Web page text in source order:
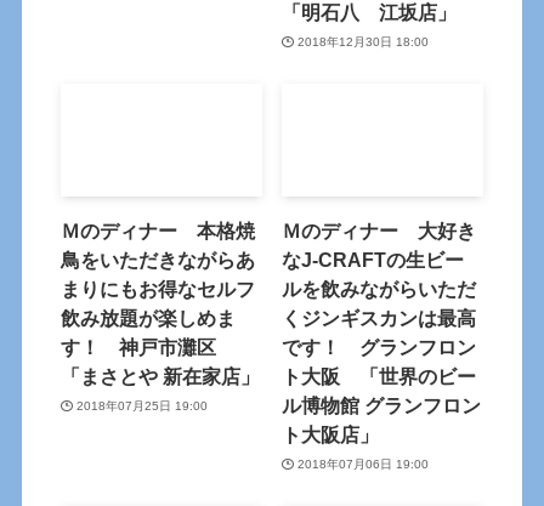
「明石八 江坂店」
2018年12月30日 18:00
Ｍのディナー 本格焼
鳥をいただきながらあ
まりにもお得なセルフ
飲み放題が楽しめま
す！ 神戸市灘区
「まさとや 新在家店」
2018年07月25日 19:00
Ｍのディナー 大好き
なJ-CRAFTの生ビー
ルを飲みながらいただ
くジンギスカンは最高
です！ グランフロン
ト大阪 「世界のビー
ル博物館 グランフロン
ト大阪店」
2018年07月06日 19:00